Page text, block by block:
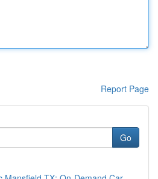
Report Page
Go